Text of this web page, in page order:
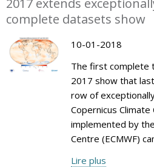
complete datasets show
10-01-2018
The first complete
2017 show that
row of
Copernicus Climate
implemented by
Centre (ECMWF)
Lire plus